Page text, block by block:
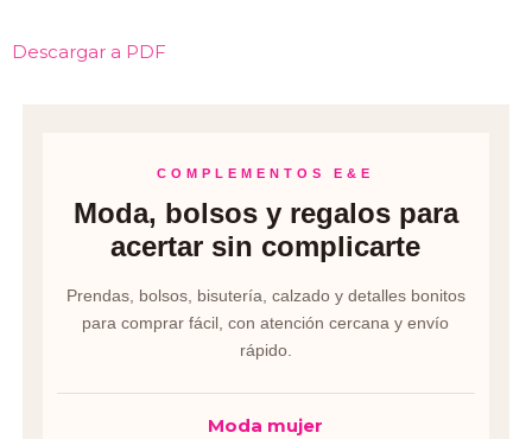
Descargar a PDF
COMPLEMENTOS E&E
Moda, bolsos y regalos para
acertar sin complicarte
Prendas, bolsos, bisutería, calzado y detalles bonitos
para comprar fácil, con atención cercana y envío
rápido.
Moda mujer